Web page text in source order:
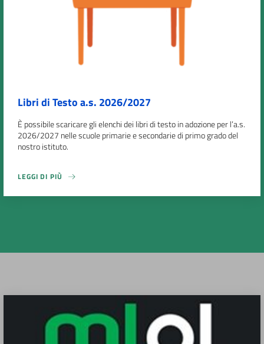
Libri di Testo a.s. 2026/2027
È possibile scaricare gli elenchi dei libri di testo in adozione per l’a.s.
2026/2027 nelle scuole primarie e secondarie di primo grado del
nostro istituto.
LEGGI DI PIÙ